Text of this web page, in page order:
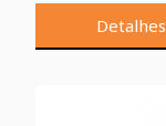
Detalhes